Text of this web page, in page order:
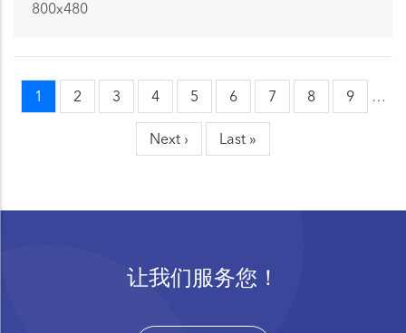
800x480
Pagination
当
1
页
2
页
3
页
面
4
页
面
5
页
面
6
页
面
7
页
8
页
9 …
Next
Next ›
Last
Last »
让我们服务您！